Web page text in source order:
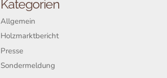
Kategorien
Allgemein
Holzmarktbericht
Presse
Sondermeldung